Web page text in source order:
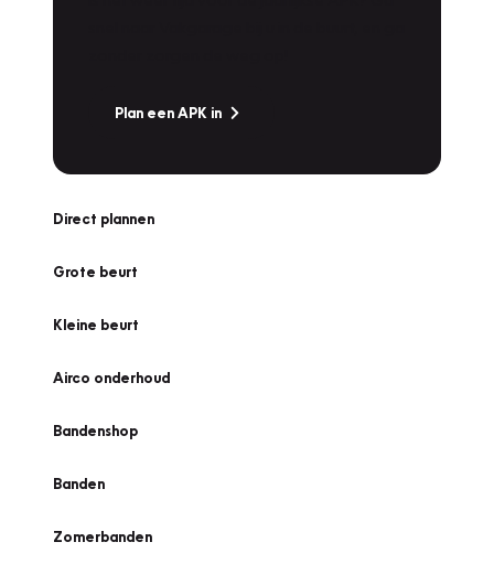
Plan een APK in
Direct plannen
Grote beurt
Kleine beurt
Airco onderhoud
Bandenshop
Banden
Zomerbanden